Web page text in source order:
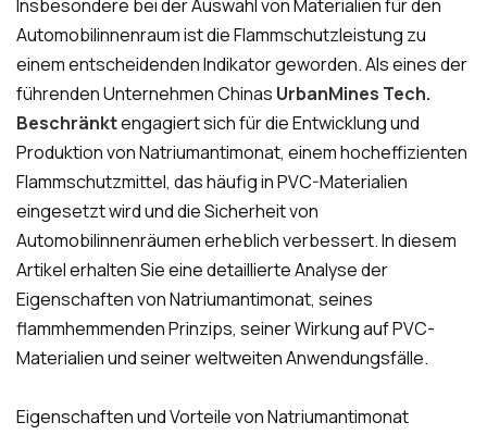
Insbesondere bei der Auswahl von Materialien für den
Automobilinnenraum ist die Flammschutzleistung zu
einem entscheidenden Indikator geworden. Als eines der
führenden Unternehmen Chinas UrbanMines Tech.
Beschränktengagiert sich für die Entwicklung und
Produktion von Natriumantimonat, einem hocheffizienten
Flammschutzmittel, das häufig in PVC-Materialien
eingesetzt wird und die Sicherheit von
Automobilinnenräumen erheblich verbessert. In diesem
Artikel erhalten Sie eine detaillierte Analyse der
Eigenschaften von Natriumantimonat, seines
flammhemmenden Prinzips, seiner Wirkung auf PVC-
Materialien und seiner weltweiten Anwendungsfälle.
Eigenschaften und Vorteile von Natriumantimonat